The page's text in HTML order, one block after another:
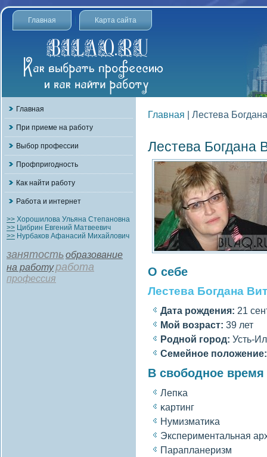
Главная Карта сайта
Главная
При приеме на работу
Выбор профессии
Профпригодность
Как найти работу
Работа и интернет
>> Хорошилова Ульяна Степановна
>> Цибрин Евгений Матвеевич
>> Нурбаков Афанасий Михайлович
занятостьобразование
на работуработа
профессия
Главная | Лестева
Лестева Богдана
О себе
Лестева Богдана
Дата рождения: 21
Мοй вοзраст: 39 лет
Роднοй гοрод: Усть-
Семейное полοжение:
В свободное
Лепκа
κартинг
Нумизматиκа
Экспериментальная
Парапланеризм